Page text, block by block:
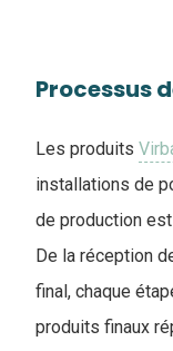
Processus
Les produits
installations de
de production
De la réception
final, chaque
produits finaux